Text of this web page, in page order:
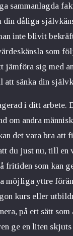
sammanlagda
din dåliga
inte blivit
som
jämföra sig med
sänka din
i ditt arbete.
om andra
det vara bra att
du just nu, till en
fritiden som kan
möjliga yttre
kurs eller
på ett sätt
ge en liten